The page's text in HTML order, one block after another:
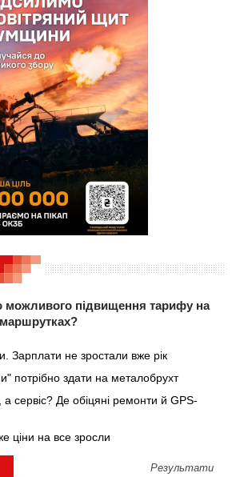
можливого підвищення тарифу на
Зарплати не зростали вже рік
потрібно здати на металобрухт
а сервіс? Де обіцяні ремонти й GPS-
ціни на все зросли
Результати